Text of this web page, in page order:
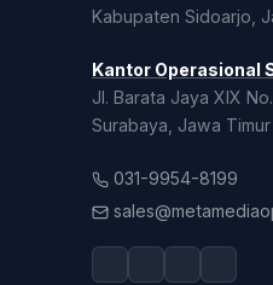
Kabupaten Sidoarjo,
Kantor Operasional
Jl. Barata Jaya XIX
Surabaya, Jawa Timur
031-9954-8199